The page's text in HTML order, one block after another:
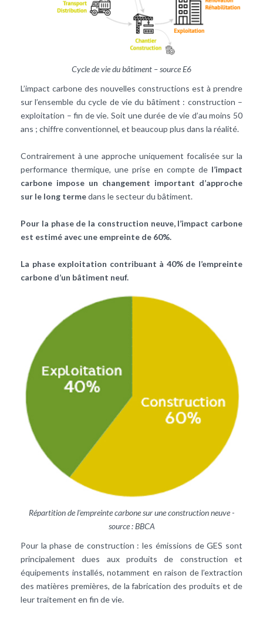
Cycle de vie du bâtiment – source E6
L’impact carbone des nouvelles constructions est à prendre
sur l’ensemble ducycle de vie du bâtiment : construction –
exploitation – fin de vie. Soit une durée de vie d’au moins 50
ans ; chiffre conventionnel, et beaucoup plus dans la réalité.
Contrairement à une approche uniquement focalisée sur la
performance thermique, une prise en compte de l’impact
carbone impose un changement important d’approche
sur le long termedans le secteur du bâtiment.
Pour la phase de la construction neuve, l’impact carbone
est estimé avec une empreinte de 60%.
La phase exploitation contribuant à 40% de l’empreinte
carbone d’un bâtiment neuf.
Répartition de l'empreinte carbone sur une construction neuve -
source : BBCA
Pour la phase de construction : les émissions de GES sont
principalement dues aux produits de construction et
équipements installés, notamment en raison de l’extraction
des matières premières, de la fabrication des produits et de
leur traitement en fin de vie.